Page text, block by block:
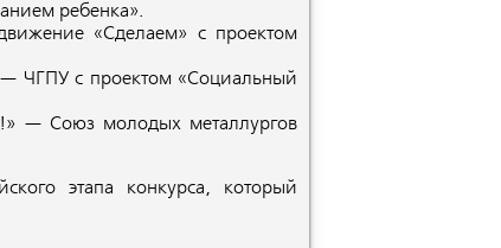
ребенка».
«Сделаем» с проектом
— ЧГПУ с проектом «Социальный
— Cоюз молодых металлургов
этапа конкурса, который